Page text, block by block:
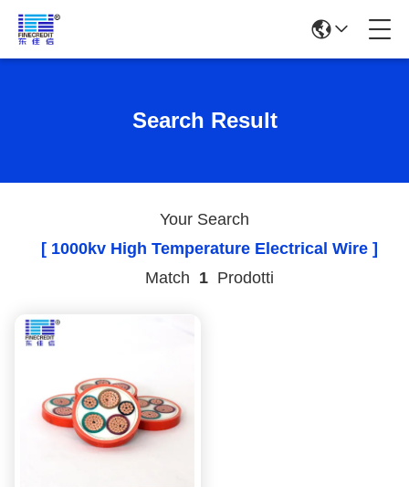
Search Result
Your Search
[ 1000kv High Temperature Electrical Wire ]
Match 1Prodotti